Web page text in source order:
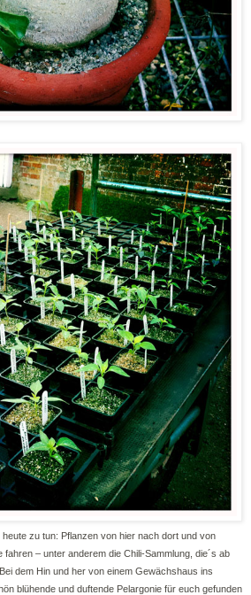
zu tun: Pflanzen von hier nach dort und von
– unter anderem die Chili-Sammlung, die´s ab
dem Hin und her von einem Gewächshaus ins
blühende und duftende Pelargonie für euch gefunden